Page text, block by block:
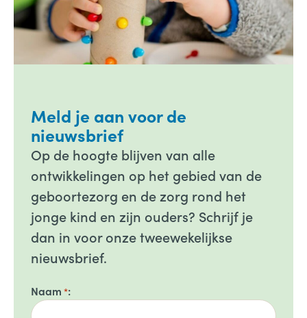
Meld je aan voor de
nieuwsbrief
Op de hoogte blijven van alle
ontwikkelingen op het gebied van de
geboortezorg en de zorg rond het
jonge kind en zijn ouders? Schrijf je
dan in voor onze tweewekelijkse
nieuwsbrief.
Naam *